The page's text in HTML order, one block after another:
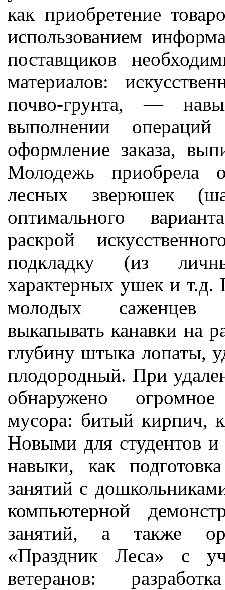
как приобретение
использованием
поставщиков
материалов:
почво-грунта, —
выполнении
оформление заказа,
Молодежь приобрела
лесных зверюшек
оптимального
раскрой
подкладку (из
характерных ушек и т.д.
молодых саженцев
выкапывать канавки на
глубину штыка лопаты,
плодородный. При
обнаружено огромное
мусора: битый кирпич,
Новыми для студентов и
навыки, как
занятий с
компьютерной
занятий, а также
«Праздник Леса» с
ветеранов: